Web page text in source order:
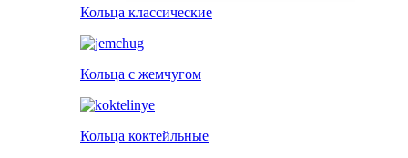
Кольца классические
Кольца с жемчугом
Кольца коктейльные